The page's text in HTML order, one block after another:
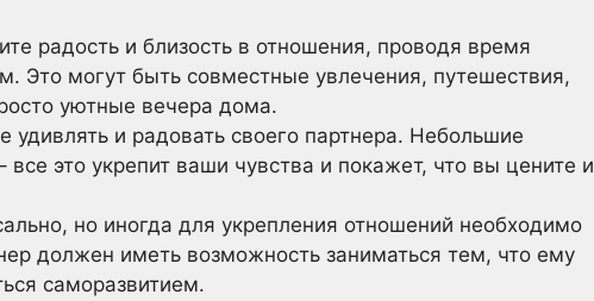
радость и близость в отношения, проводя время
Это могут быть совместные увлечения, путешествия,
уютные вечера дома.
удивлять и радовать своего партнера. Небольшие
это укрепит ваши чувства и покажет, что вы цените и
но иногда для укрепления отношений необходимо
должен иметь возможность заниматься тем, что ему
саморазвитием.